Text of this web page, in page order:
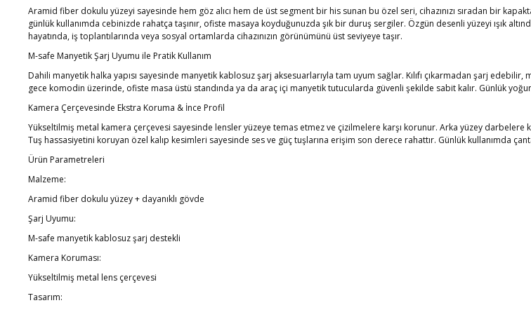
Aramid fiber dokulu yüzeyi sayesinde hem göz alıcı hem de üst segment bir his sunan bu özel seri, cihazınızı sıradan bir
günlük kullanımda cebinizde rahatça taşınır, ofiste masaya koyduğunuzda şık bir duruş sergiler. Özgün desenli yüzeyi ışık
hayatında, iş toplantılarında veya sosyal ortamlarda cihazınızın görünümünü üst seviyeye taşır.
M-safe Manyetik Şarj Uyumu ile Pratik Kullanım
Dahili manyetik halka yapısı sayesinde manyetik kablosuz şarj aksesuarlarıyla tam uyum sağlar. Kılıfı çıkarmadan şarj
gece komodin üzerinde, ofiste masa üstü standında ya da araç içi manyetik tutucularda güvenli şekilde sabit kalır. Günlük
Kamera Çerçevesinde Ekstra Koruma & İnce Profil
Yükseltilmiş metal kamera çerçevesi sayesinde lensler yüzeye temas etmez ve çizilmelere karşı korunur. Arka yüzey darbelere
Tuş hassasiyetini koruyan özel kalıp kesimleri sayesinde ses ve güç tuşlarına erişim son derece rahattır. Günlük kullanımda
Ürün Parametreleri
Malzeme:
Aramid fiber dokulu yüzey + dayanıklı gövde
Şarj Uyumu:
M-safe manyetik kablosuz şarj destekli
Kamera Koruması:
Yükseltilmiş metal lens çerçevesi
Tasarım: